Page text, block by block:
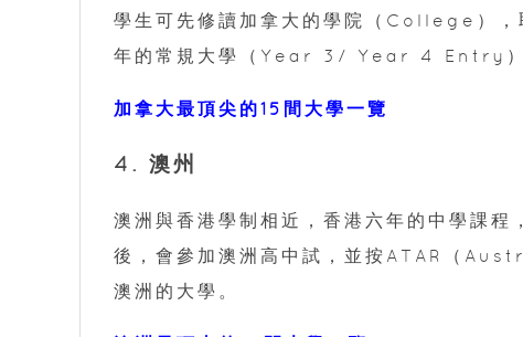
學生可先修讀加拿大的學院（College），
年的常規大學（Year 3/ Year 4 Entry）
加拿大最頂尖的15間大學一覽
4. 澳州
澳洲與香港學制相近，香港六年的中學課程
後，會參加澳洲高中試，並按ATAR（
澳洲的大學。